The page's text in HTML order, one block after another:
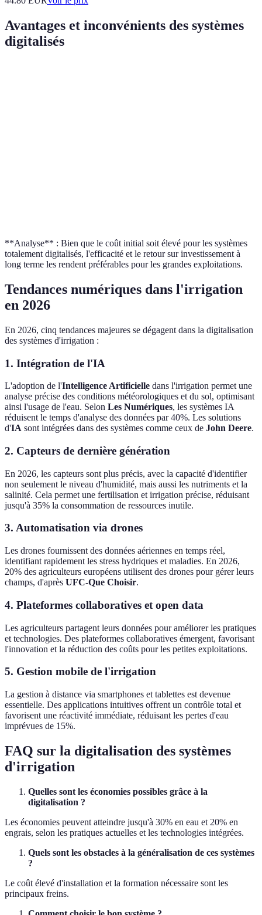
Avantages et inconvénients des systèmes
digitalisés
**Analyse** : Bien que le coût initial soit élevé pour les systèmes
totalement digitalisés, l'efficacité et le retour sur investissement à
long terme les rendent préférables pour les grandes exploitations.
Tendances numériques dans l'irrigation
en 2026
En 2026, cinq tendances majeures se dégagent dans la digitalisation
des systèmes d'irrigation :
1. Intégration de l'IA
L'adoption de l'Intelligence Artificielle dans l'irrigation permet une
analyse précise des conditions météorologiques et du sol, optimisant
ainsi l'usage de l'eau. Selon Les Numériques, les systèmes IA
réduisent le temps d'analyse des données par 40%. Les solutions
d'IA sont intégrées dans des systèmes comme ceux de John Deere.
2. Capteurs de dernière génération
En 2026, les capteurs sont plus précis, avec la capacité d'identifier
non seulement le niveau d'humidité, mais aussi les nutriments et la
salinité. Cela permet une fertilisation et irrigation précise, réduisant
jusqu'à 35% la consommation de ressources inutile.
3. Automatisation via drones
Les drones fournissent des données aériennes en temps réel,
identifiant rapidement les stress hydriques et maladies. En 2026,
20% des agriculteurs européens utilisent des drones pour gérer leurs
champs, d'après UFC-Que Choisir.
4. Plateformes collaboratives et open data
Les agriculteurs partagent leurs données pour améliorer les pratiques
et technologies. Des plateformes collaboratives émergent, favorisant
l'innovation et la réduction des coûts pour les petites exploitations.
5. Gestion mobile de l'irrigation
La gestion à distance via smartphones et tablettes est devenue
essentielle. Des applications intuitives offrent un contrôle total et
favorisent une réactivité immédiate, réduisant les pertes d'eau
imprévues de 15%.
FAQ sur la digitalisation des systèmes
d'irrigation
Quelles sont les économies possibles grâce à la
digitalisation ?
Les économies peuvent atteindre jusqu'à 30% en eau et 20% en
engrais, selon les pratiques actuelles et les technologies intégrées.
Quels sont les obstacles à la généralisation de ces systèmes
?
Le coût élevé d'installation et la formation nécessaire sont les
principaux freins.